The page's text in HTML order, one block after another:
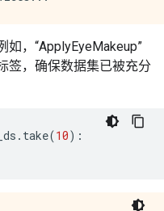
，“ApplyEyeMakeup”
签，确保数据集已被充分
. take(10):